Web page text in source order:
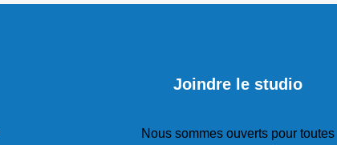
Joindre le studio
Nous sommes ouverts pour toutes